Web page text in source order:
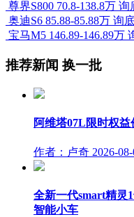
尊界S800 70.8-138.8万 询
奥迪S6 85.88-85.88万 询
宝马M5 146.89-146.89万
推荐新闻 换一批
阿维塔07L限时权
作者：卢奇 2026-
全新一代smart精灵
智能小车